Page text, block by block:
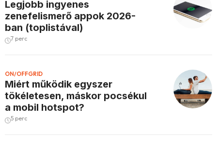
Legjobb ingyenes
zenefelismerő appok 2026-
ban (toplistával)
7 perc
ON/OFFGRID
Miért működik egyszer
tökéletesen, máskor pocsékul
a mobil hotspot?
5 perc